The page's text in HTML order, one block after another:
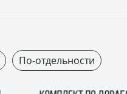
По-отдельности